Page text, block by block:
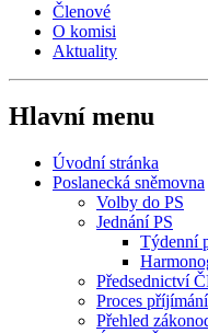
Členové
O komisi
Aktuality
Hlavní menu
Úvodní stránka
Poslanecká sněmovna
Volby do PS
Jednání PS
Týdenní
Předsednictví
Proces
Přehled